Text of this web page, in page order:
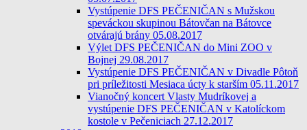
Vystúpenie DFS PEČENIČAN s Mužskou
speváckou skupinou Bátovčan na Bátovce
otvárajú brány 05.08.2017
Výlet DFS PEČENIČAN do Mini ZOO v
Bojnej 29.08.2017
Vystúpenie DFS PEČENIČAN v Divadle Pôtoň
pri príležitosti Mesiaca úcty k starším 05.11.2017
Vianočný koncert Vlasty Mudríkovej a
vystúpenie DFS PEČENIČAN v Katolíckom
kostole v Pečeniciach 27.12.2017